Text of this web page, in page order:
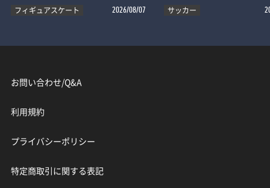
フィギュアスケート 2026/08/07 サッカー
お問い合わせ/Q&A
利用規約
プライバシーポリシー
特定商取引に関する表記